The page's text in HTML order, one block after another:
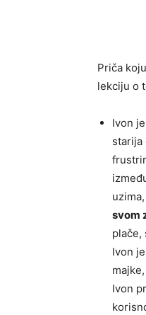
Priča
lekciju o
Ivon
starija
svom
plače,
Ivon
Ivon